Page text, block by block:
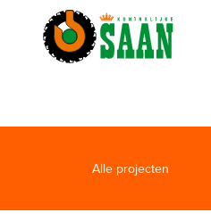
Alle projecten